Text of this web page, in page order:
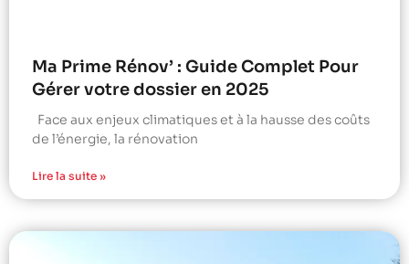
Ma Prime Rénov’ : Guide Complet Pour
Gérer votre dossier en 2025
Face aux enjeux climatiques et à la hausse des coûts
de l’énergie, la rénovation
Lire la suite »